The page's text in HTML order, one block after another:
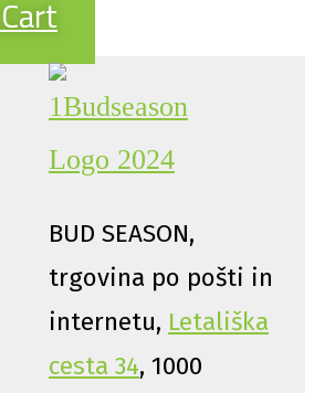
Cart
BUD SEASON,
trgovina po pošti in
internetu, Letališka
cesta 34, 1000